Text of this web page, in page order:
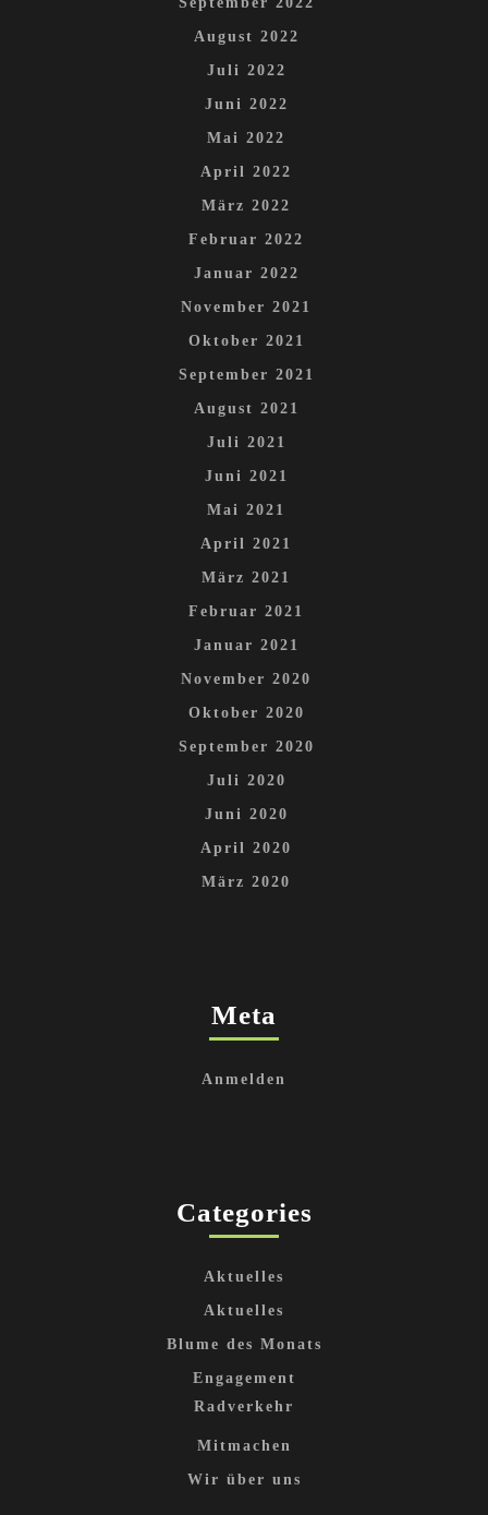
August 2022
Juli 2022
Juni 2022
Mai 2022
April 2022
März 2022
Februar 2022
Januar 2022
November 2021
Oktober 2021
September 2021
August 2021
Juli 2021
Juni 2021
Mai 2021
April 2021
März 2021
Februar 2021
Januar 2021
November 2020
Oktober 2020
September 2020
Juli 2020
Juni 2020
April 2020
März 2020
Meta
Anmelden
Categories
Aktuelles
Aktuelles
Blume des Monats
Engagement
Radverkehr
Mitmachen
Wir über uns